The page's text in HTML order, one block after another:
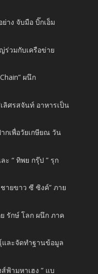
าง จับมือ บิ๊กเอ็ม
ร่วมกับเครือข่าย
ผนึก
ลิศรสจันท์ อาหารเป็น
กเพื่อวัยเกษียณ วัน
ะ “ ทิพย กรุ๊ป ” รุก
ายขาว ซี ซิงค์” ภาย
รักษ์ โลก ผนึก ภาค
ละจัดทำฐานข้อมูล
ฟ้ามหาเฮง ” แบ